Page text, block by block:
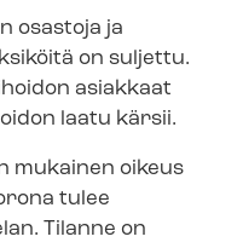
osastoja ja
on suljettu.
asiakkaat
laatu kärsii.
mukainen oikeus
tulee
Tilanne on